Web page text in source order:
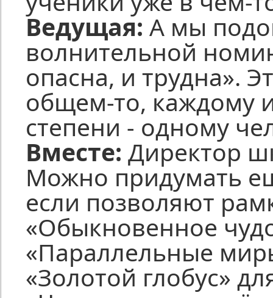
Ведущая: А мы
волнительной
опасна, и трудна».
общем-то, каждому
степени - одному
Вместе: Директор
Можно придумать
если позволяют
«Обыкновенное
«Параллельные
«Золотой глобус»